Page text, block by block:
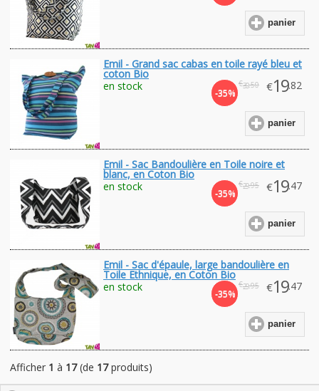
panier
Emil - Grand sac cabas en toile rayé bleu et
coton Bio
-35%
€30.50 €19.82
en stock
panier
Emil - Sac Bandoulière en Toile noire et
blanc, en Coton Bio
-35%
€29.95 €19.47
en stock
panier
Emil - Sac d'épaule, large bandoulière en
Toile Ethnique, en Coton Bio
-35%
€29.95 €19.47
en stock
panier
Afficher 1 à 17(de 17produits)